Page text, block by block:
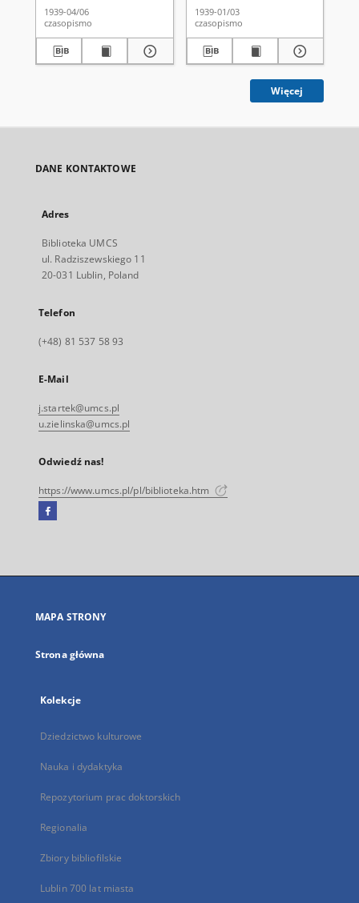
1939-04/06
czasopismo
1939-01/03
czasopismo
Więcej
DANE KONTAKTOWE
Adres
Biblioteka UMCS
ul. Radziszewskiego 11
20-031 Lublin, Poland
Telefon
(+48) 81 537 58 93
E-Mail
j.startek@umcs.pl
u.zielinska@umcs.pl
Odwiedź nas!
https://www.umcs.pl/pl/biblioteka.htm
Facebook
się
karcie
MAPA STRONY
Strona główna
Kolekcje
Dziedzictwo kulturowe
Nauka i dydaktyka
Repozytorium prac doktorskich
Regionalia
Zbiory bibliofilskie
Lublin 700 lat miasta